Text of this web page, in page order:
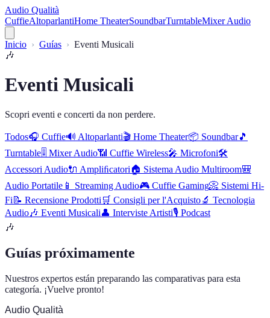
Audio Qualità
CuffieAltoparlantiHome TheaterSoundbarTurntableMixer Audio
Inicio Guías
Eventi Musicali
🎶
Eventi Musicali
Scopri eventi e concerti da non perdere.
Todos🎧 Cuffie🔊 Altoparlanti🎬 Home Theater📦 Soundbar🎵
Turntable🎚️ Mixer Audio📶 Cuffie Wireless🎤 Microfoni🛠️
Accessori Audio🔌 Ampliﬁcatori🏠 Sistema Audio Multiroom🎒
Audio Portatile 📱 Streaming Audio🎮 Cuffie Gaming📀 Sistemi Hi-
Fi 📝 Recensione Prodotti 🛒 Consigli per l'Acquisto🔬 Tecnologia
Audio🎶 Eventi Musicali👤 Interviste Artisti🎙️ Podcast
🎶
Guías próximamente
Nuestros expertos están preparando las comparativas para esta
categoría. ¡Vuelve pronto!
Audio Qualità